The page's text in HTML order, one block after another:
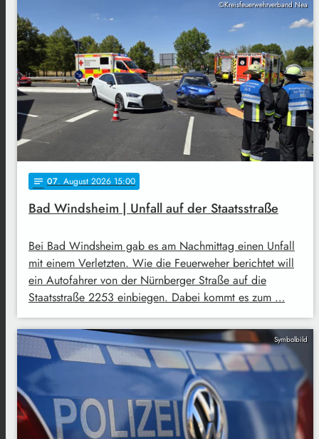
©Kreisfeuerwehrverband Nea
notes 07. August 2026 15:00
Bad Windsheim | Unfall auf der Staatsstraße
Bei Bad Windsheim gab es am Nachmittag einen Unfall
mit einem Verletzten. Wie die Feuerweher berichtet will
ein Autofahrer von der Nürnberger Straße auf die
Staatsstraße 2253 einbiegen. Dabei kommt es zum …
Symbolbild